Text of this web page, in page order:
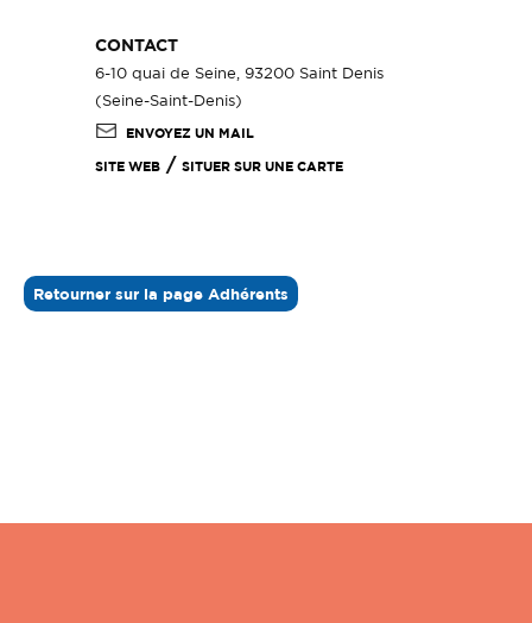
CONTACT
6-10 quai de Seine, 93200 Saint Denis
(Seine-Saint-Denis)
ENVOYEZ UN MAIL
SITE WEB / SITUER SUR UNE CARTE
Retourner sur la page Adhérents